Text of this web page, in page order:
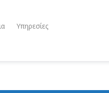
Υπηρεσίες